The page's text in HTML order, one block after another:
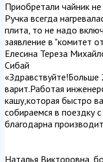
Приобретали чайник
Ручка всегда
плита, то не надо
заявление в "комитет
Елесина Тереза
Сибай
«Здравствуйте!Больше
варит.Работая
кашу,которая быстро
собираемся в поездку
благодарна
Наталья Викторовна,